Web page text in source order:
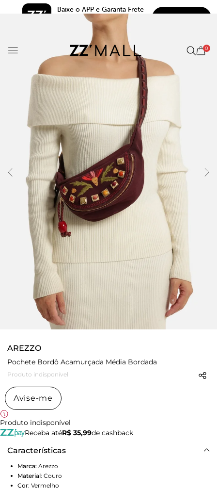
Baixe o APP e Garanta Frete
0
AREZZO
Pochete Bordô Acamurçada Média Bordada
Produto indisponível
Avise-me
Produto indisponível
Receba atéR$ 35,99de cashback
Características
Marca: Arezzo
Material: Couro
Cor: Vermelho